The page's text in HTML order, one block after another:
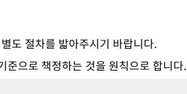
도 절차를 밟아주시기 바랍니다.
으로 책정하는 것을 원칙으로 합니다.